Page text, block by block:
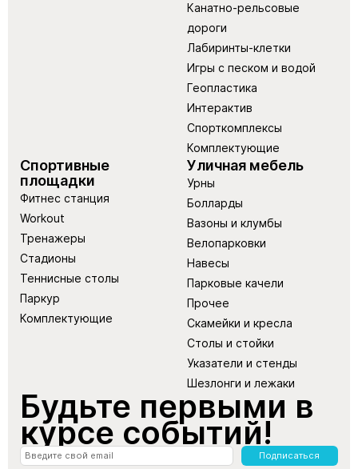
Канатно-рельсовые
дороги
Лабиринты-клетки
Игры с песком и водой
Геопластика
Интерактив
Спорткомплексы
Комплектующие
Спортивные
площадки
Фитнес станция
Workout
Тренажеры
Стадионы
Теннисные столы
Паркур
Комплектующие
Уличная мебель
Урны
Болларды
Вазоны и клумбы
Велопарковки
Навесы
Парковые качели
Прочее
Скамейки и кресла
Столы и стойки
Указатели и стенды
Шезлонги и лежаки
Будьте первыми в
курсе событий!
Подписаться